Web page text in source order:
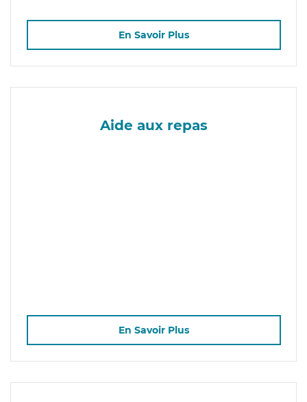
En Savoir Plus
Aide aux repas
En Savoir Plus